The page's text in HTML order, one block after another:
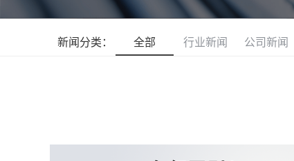
新闻分类： 全部 行业新闻 公司新闻